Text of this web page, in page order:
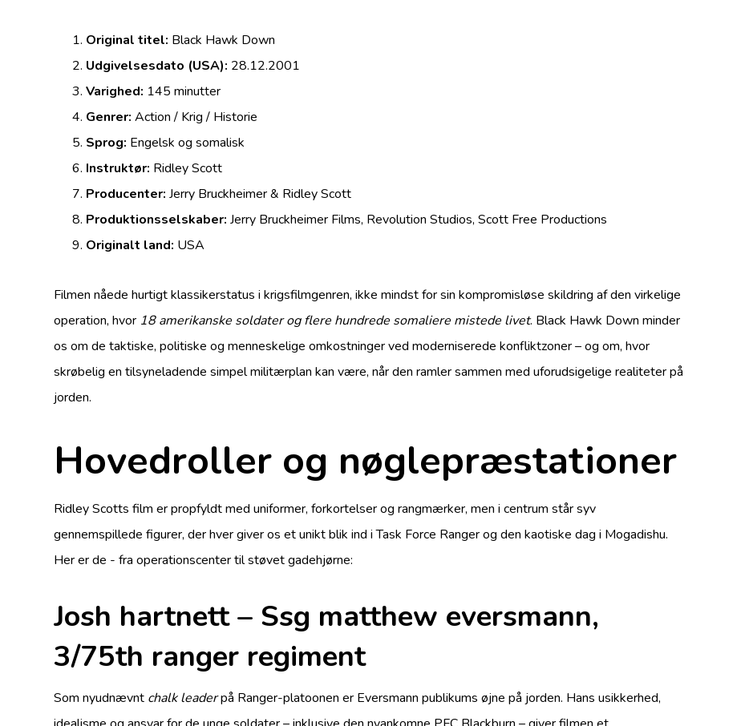
Original titel: Black Hawk Down
Udgivelsesdato (USA): 28.12.2001
Varighed: 145 minutter
Genrer: Action / Krig / Historie
Sprog: Engelsk og somalisk
Instruktør: Ridley Scott
Producenter: Jerry Bruckheimer & Ridley Scott
Produktionsselskaber: Jerry Bruckheimer Films, Revolution Studios, Scott Free Productions
Originalt land: USA
Filmen nåede hurtigt klassikerstatus i krigsfilmgenren, ikke mindst for sin kompromisløse skildring af den virkelige
operation, hvor 18 amerikanske soldater og flere hundrede somaliere mistede livet. Black Hawk Down minder
os om de taktiske, politiske og menneskelige omkostninger ved moderniserede konfliktzoner – og om, hvor
skrøbelig en tilsyneladende simpel militærplan kan være, når den ramler sammen med uforudsigelige realiteter på
jorden.
Hovedroller og nøglepræstationer
Ridley Scotts film er propfyldt med uniformer, forkortelser og rangmærker, men i centrum står syv
gennemspillede figurer, der hver giver os et unikt blik ind i Task Force Ranger og den kaotiske dag i Mogadishu.
Her er de ­- fra operations­center til støvet gadehjørne:
Josh hartnett – Ssg matthew eversmann,
3/75th ranger regiment
Som nyudnævnt chalk leaderpå Ranger-platoonen er Eversmann publikums øjne på jorden. Hans usikkerhed,